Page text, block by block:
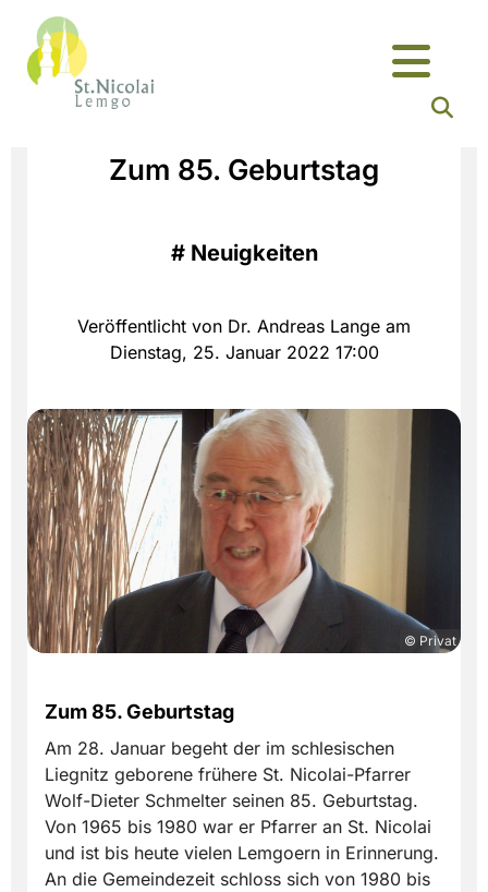
Zum 85. Geburtstag
# Neuigkeiten
Veröffentlicht von Dr. Andreas Lange am
Dienstag, 25. Januar 2022 17:00
© Privat
Zum 85. Geburtstag
Am 28. Januar begeht der im schlesischen
Liegnitz geborene frühere St. Nicolai-Pfarrer
Wolf-Dieter Schmelter seinen 85. Geburtstag.
Von 1965 bis 1980 war er Pfarrer an St. Nicolai
und ist bis heute vielen Lemgoern in Erinnerung.
An die Gemeindezeit schloss sich von 1980 bis